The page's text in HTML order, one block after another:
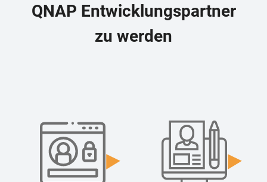
QNAP Entwicklungspartner
zu werden